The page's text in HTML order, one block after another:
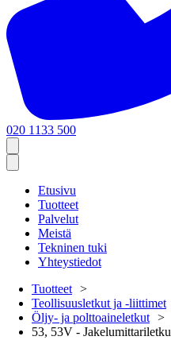
020 1133 500
Etusivu
Tuotteet
Palvelut
Meistä
Tekninen tuki
Yhteystiedot
Tuotteet
Teollisuusletkut ja -liittimet
Öljy- ja polttoaineletkut
53, 53V - Jakelumittariletku